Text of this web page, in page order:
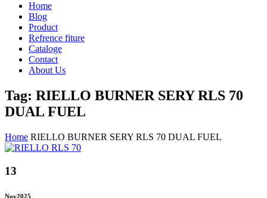
Home
Blog
Product
Refrence fiture
Cataloge
Contact
About Us
Tag: RIELLO BURNER SERY RLS 70
DUAL FUEL
Home RIELLO BURNER SERY RLS 70 DUAL FUEL
13
Nov2025